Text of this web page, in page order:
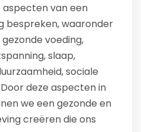
aspecten van een
bespreken, waaronder
voeding,
slaap,
sociale
deze aspecten in
we een gezonde en
creëren die ons